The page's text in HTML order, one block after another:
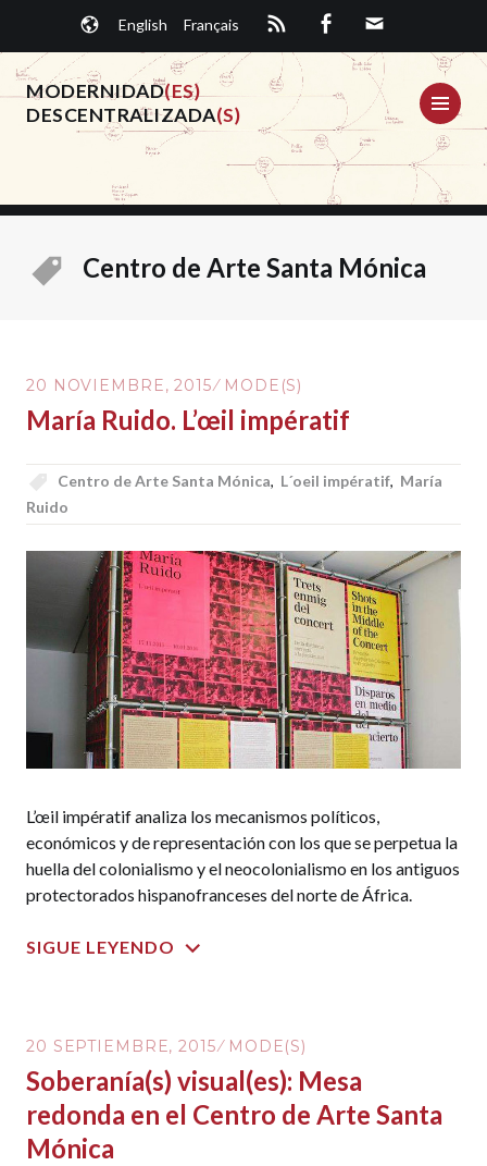
contenido.
English Français
MODERNIDAD(ES)
DESCENTRALIZADA(S)
Centro de Arte Santa Mónica
20 NOVIEMBRE, 2015 MODE(S)
María Ruido. L’œil impératif
Centro de Arte Santa Mónica, L´oeil impératif, María
Ruido
L’œil impératif analiza los mecanismos políticos,
económicos y de representación con los que se perpetua la
huella del colonialismo y el neocolonialismo en los antiguos
protectorados hispanofranceses del norte de África.
SIGUE LEYENDO
20 SEPTIEMBRE, 2015 MODE(S)
Soberanía(s) visual(es): Mesa
redonda en el Centro de Arte Santa
Mónica